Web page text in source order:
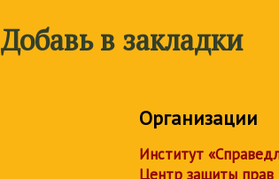
Добавь в закладки
Организации
Институт
Центр защиты прав